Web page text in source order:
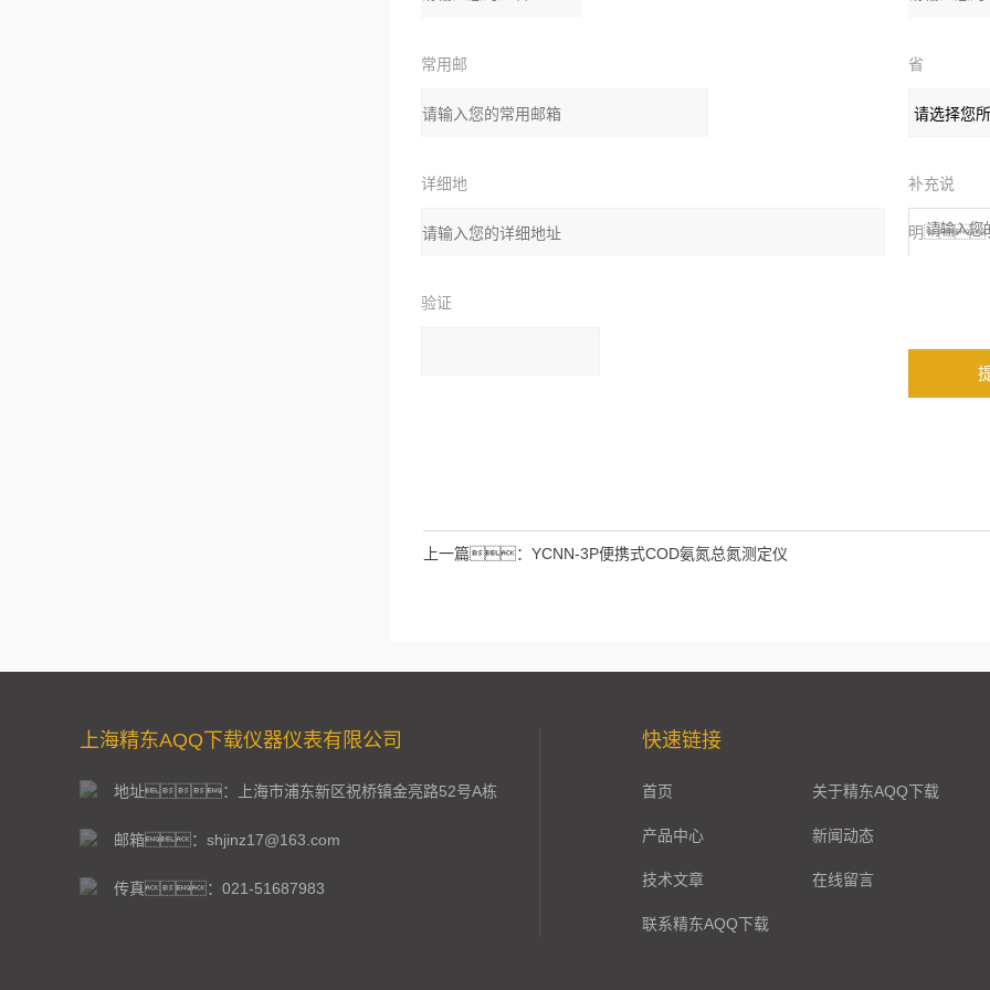
常用邮
箱：
省
份：
详细地
址：
补充说
明
验证
如：三加四=7
上一篇： YCNN-3P便携式COD氨氮总氮测定仪
上海精东AQQ下载仪器仪表有限公司
地址：上海市浦东新区祝桥镇金亮路52号A栋
邮箱：shjinz17@163.com
传真：021-51687983
快速链接
首页 关于精东AQQ下载
产品中心 新闻动态
技术文章 在线留言
联系精东AQQ下载